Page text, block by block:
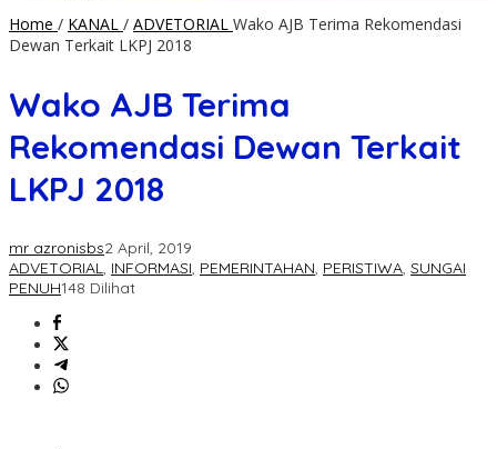
Home / KANAL / ADVETORIAL Wako AJB Terima Rekomendasi
Dewan Terkait LKPJ 2018
Wako AJB Terima
Rekomendasi Dewan Terkait
LKPJ 2018
mr azronisbs2 April, 2019
ADVETORIAL, INFORMASI, PEMERINTAHAN, PERISTIWA, SUNGAI
PENUH148 Dilihat